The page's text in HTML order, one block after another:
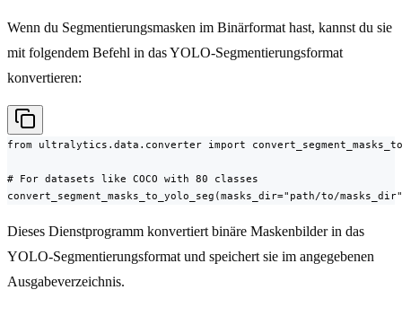
Wenn du Segmentierungsmasken im Binärformat hast, kannst du sie
mit folgendem Befehl in das YOLO-Segmentierungsformat
konvertieren:
from ultralytics.data.converter import
# For datasets like COCO with 80 classes
convert_segment_masks_to_yolo_seg(masks_dir="path/to/
Dieses Dienstprogramm konvertiert binäre Maskenbilder in das
YOLO-Segmentierungsformat und speichert sie im angegebenen
Ausgabeverzeichnis.